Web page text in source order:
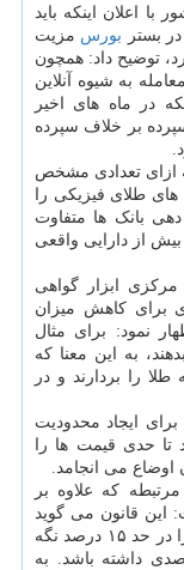
اعلان اینکه باید
بستر بورس مزیت
توضیح داد: همچون
به شیوه آنلاین
در ماه های اخیر
بر خلاف سپرده
ازای تعدادی مشخص
طلای فیزیکی را
بانک ها متفاوت
از دارایی واقعی
مرکزی ابزار گواهی
برای کاهش میزان
نمود: برای مثال
به این معنا که
۱۰۰ درصدی سکه طلا را بردارند و در
ایجاد محدودیت
تا حدی قیمت ها را
اوضاع می انجامد.
که علاوه بر
این قانون می گوید
که شما نمی توانید بازدهی سپرده های بانکی را در حد ۱۵ درصد نگه
بازار سرمایه بازدهی مثلاً ۲۰۰ درصدی داشته باشد. به